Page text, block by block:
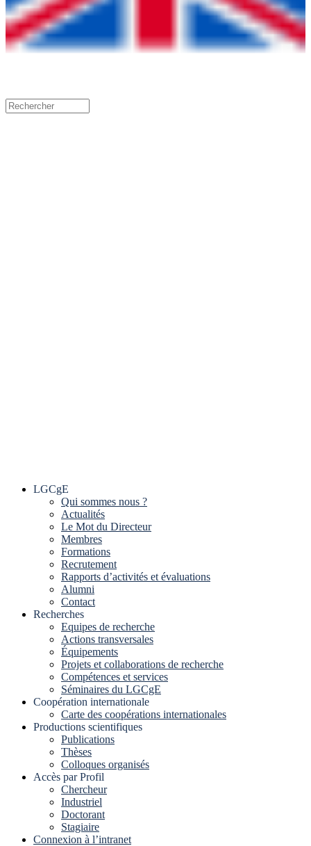
LGCgE
Qui sommes nous ?
Actualités
Le Mot du Directeur
Membres
Formations
Recrutement
Rapports d’activités et évaluations
Alumni
Contact
Recherches
Equipes de recherche
Actions transversales
Équipements
Projets et collaborations de recherche
Compétences et services
Séminaires du LGCgE
Coopération internationale
Carte des coopérations internationales
Productions scientifiques
Publications
Thèses
Colloques organisés
Accès par Profil
Chercheur
Industriel
Doctorant
Stagiaire
Connexion à l’intranet